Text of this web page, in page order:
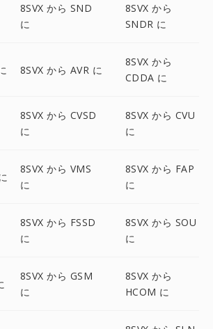
8SVX から SND
に
8SVX から
SNDR に
8SVX から AVR に
8SVX から
CDDA に
8SVX から CVSD
に
8SVX から CVU
に
8SVX から VMS
に
8SVX から FAP
に
8SVX から FSSD
に
8SVX から SOU
に
8SVX から GSM
に
8SVX から
HCOM に